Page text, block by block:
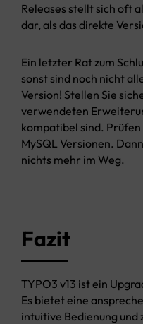
Releases stellt sich oft
dar, als das direkte
Ein letzter Rat zum
sonst sind noch nicht
Version! Stellen Sie
verwendeten
kompatibel sind. Prüfen
MySQL Versionen.
nichts mehr im Weg.
Fazit
TYPO3 v13 ist ein
Es bietet eine
intuitive Bedienung und